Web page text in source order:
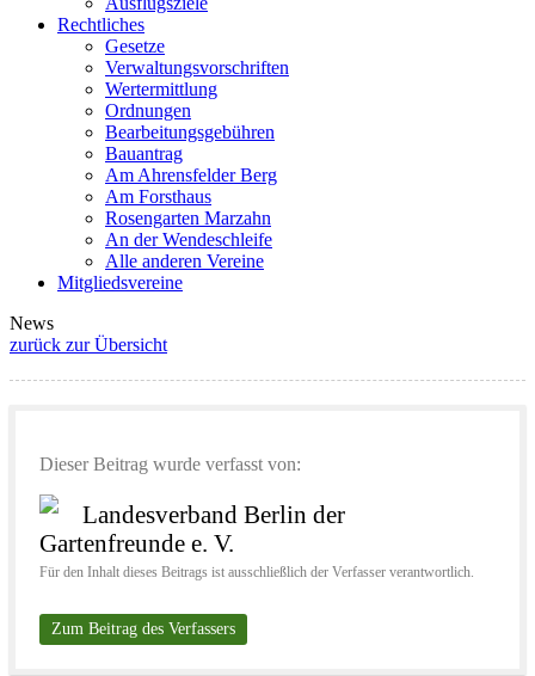
Rechtliches
Gesetze
Verwaltungsvorschriften
Wertermittlung
Ordnungen
Bearbeitungsgebühren
Bauantrag
Am Ahrensfelder Berg
Am Forsthaus
Rosengarten Marzahn
An der Wendeschleife
Alle anderen Vereine
Mitgliedsvereine
News
zurück zur Übersicht
Dieser Beitrag wurde verfasst von:
Landesverband Berlin der
Gartenfreunde e. V.
Für den Inhalt dieses Beitrags ist ausschließlich der Verfasser verantwortlich.
Zum Beitrag des Verfassers